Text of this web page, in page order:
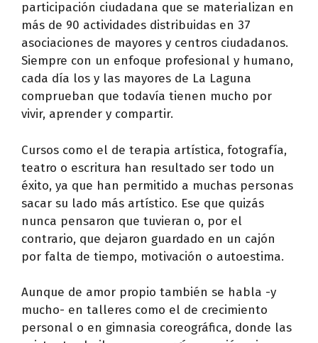
participación ciudadana que se materializan en
más de 90 actividades distribuidas en 37
asociaciones de mayores y centros ciudadanos.
Siempre con un enfoque profesional y humano,
cada día los y las mayores de La Laguna
comprueban que todavía tienen mucho por
vivir, aprender y compartir.
Cursos como el de terapia artística, fotografía,
teatro o escritura han resultado ser todo un
éxito, ya que han permitido a muchas personas
sacar su lado más artístico. Ese que quizás
nunca pensaron que tuvieran o, por el
contrario, que dejaron guardado en un cajón
por falta de tiempo, motivación o autoestima.
Aunque de amor propio también se habla -y
mucho- en talleres como el de crecimiento
personal o en gimnasia coreográfica, donde las